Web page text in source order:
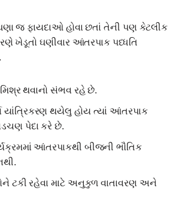
જ ફાયદાઓ હોવા છતાં તેની પણ કેટલીક
ખેડૂતો ઘણીવાર આંતરપાક પધ્ધતિ
થવાનો સંભવ રહે છે.
યાંત્રિકરણ થયેલુ હોય ત્યાં આંતરપાક
પેદા કરે છે.
આંતરપાકથી બીજની ભૌતિક
ટકી રહેવા માટે અનુકુળ વાતાવરણ અને